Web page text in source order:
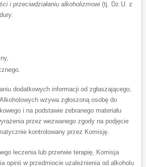
i przeciwdziałaniu alkoholizmowi (tj. Dz.U. z
dodatkowych informacji od zgłaszającego,
wzywa zgłoszoną osobę do
i na podstawie zebranego materiału
przez wezwanego zgody na podjęcie
kontrolowany przez Komisję.
leczenia lub przerwie terapię, Komisja
opinii w przedmiocie uzależnienia od alkoholu